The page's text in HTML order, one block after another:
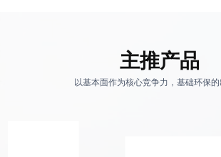
主推产品
以基本面作为核心竞争力，基础环保